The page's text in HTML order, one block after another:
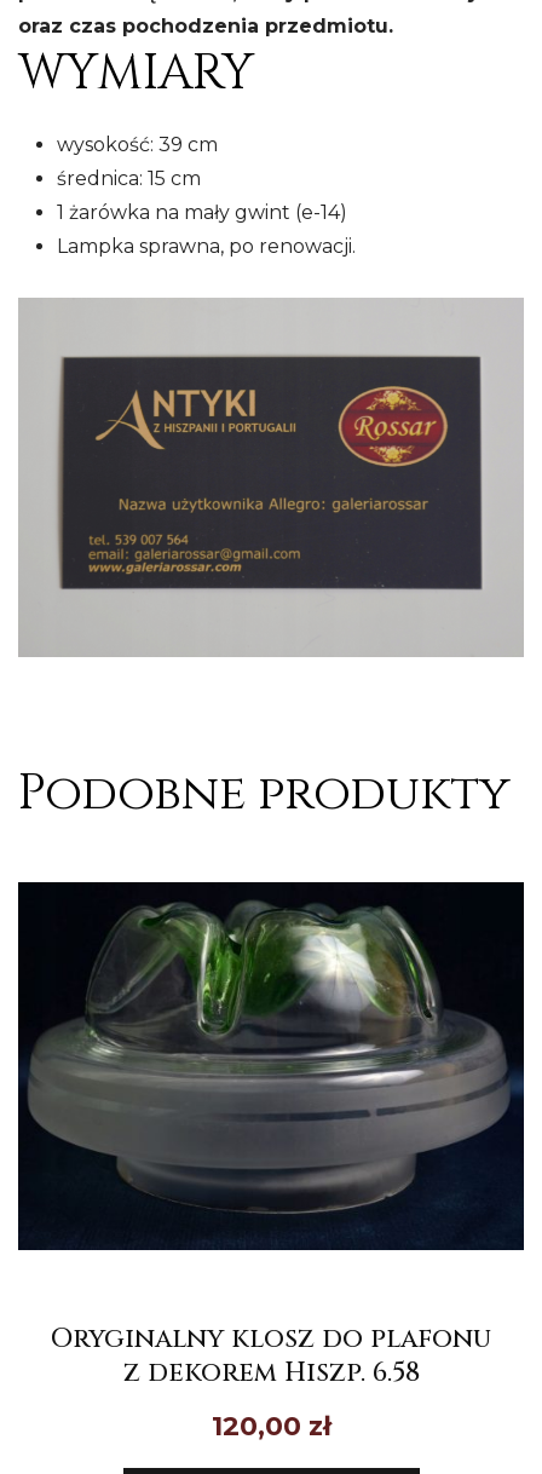
oraz czas pochodzenia przedmiotu.
WYMIARY
wysokość: 39 cm
średnica: 15 cm
1 żarówka na mały gwint (e-14)
Lampka sprawna, po renowacji.
Podobne produkty
Oryginalny klosz do plafonu
z dekorem Hiszp. 6.58
120,00 zł